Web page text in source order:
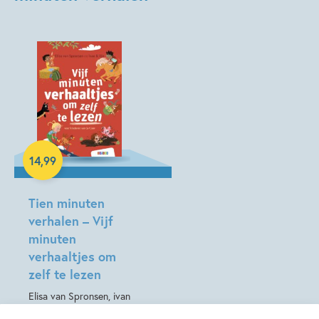
5 – 7 jaar
Beginnende lezer & AVI boeken
Dagelijks leven
Dieren & natuur
Op & rond school
Woorden & taal
Tien minuten
verhalen – Vijf
minuten
verhaaltjes om
zelf te lezen
Elisa van Spronsen, ivan
14,99
Hardcover